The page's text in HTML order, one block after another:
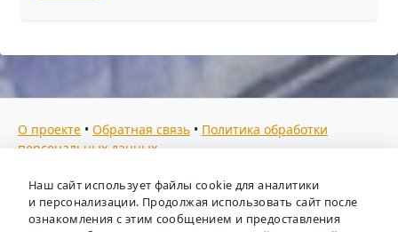
О проекте • Обратная связь • Политика обработки
персональных данных
Мы собираем отзывы, составляем рейтинги и
предоставляем всю информацию о кадровых агентствах
России. Также анализируем ключевые тенденции рынка
Наш сайт использует файлы cookie для аналитики
и персонализации. Продолжая использовать сайт после
ознакомления с этим сообщением и предоставления